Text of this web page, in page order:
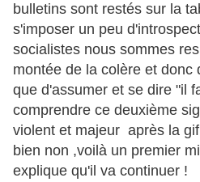
bulletins sont restés sur la
s'imposer un peu
socialistes nous sommes
montée de la colère et donc
que d'assumer et se dire "il
comprendre ce deuxième
violent et majeur après la
bien non ,voilà un premier
explique qu'il va continuer !